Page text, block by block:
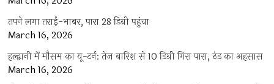
तपने लगा तराई-भाबर, पारा 28 डिग्री पहुंचा
March 16, 2026
हल्द्वानी में मौसम का यू-टर्न: तेज बारिश से 10 डिग्री गिरा पारा, ठंड का अहसास
March 16, 2026